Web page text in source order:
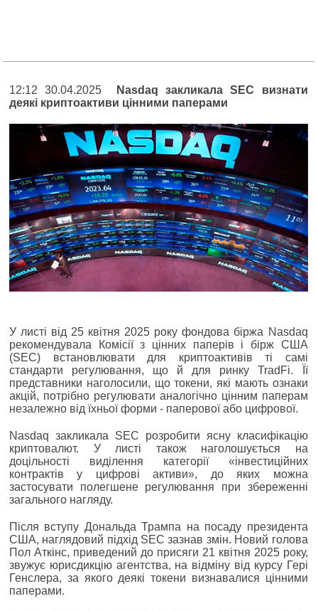
12:12 30.04.2025
Nasdaq закликала SEC визнати
деякі криптоактиви цінними паперами
У листі від 25 квітня 2025 року фондова біржа Nasdaq
рекомендувала Комісії з цінних паперів і бірж США
(SEC) встановлювати для криптоактивів ті самі
стандарти регулювання, що й для ринку TradFi. Її
представники наголосили, що токени, які мають ознаки
акцій, потрібно регулювати аналогічно цінним паперам
незалежно від їхньої форми - паперової або цифрової.
Nasdaq закликала SEC розробити ясну класифікацію
криптовалют. У листі також наголошується на
доцільності виділення категорії «інвестиційних
контрактів у цифрові активи», до яких можна
застосувати полегшене регулювання при збереженні
загального нагляду.
Після вступу Дональда Трампа на посаду президента
США, наглядовий підхід SEC зазнав змін. Новий голова
Пол Аткінс, приведений до присяги 21 квітня 2025 року,
звужує юрисдикцію агентства, на відміну від курсу Гері
Генслера, за якого деякі токени визнавалися цінними
паперами.